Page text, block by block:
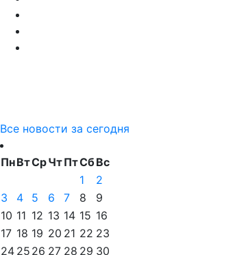
Все новости за сегодня
ПнВтСрЧтПтСбВс
1
2
3
4 5 6 7 8
9
10 11 12 13 14 15 16
17 18 19 20 21 22 23
24 25 26 27 28 29 30